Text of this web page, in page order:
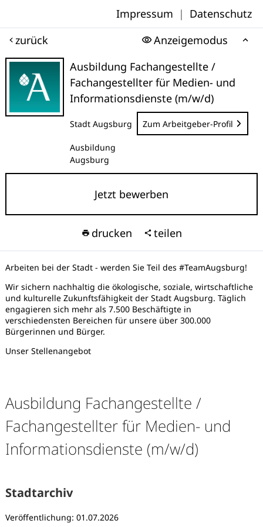
Impressum | Datenschutz
zurück
Anzeigemodus
Ausbildung Fachangestellte /
Fachangestellter für Medien- und
Informationsdienste (m/w/d)
Stadt Augsburg Zum Arbeitgeber-Profil
Ausbildung
Augsburg
Jetzt bewerben
drucken teilen
Arbeiten bei der Stadt - werden Sie Teil des #TeamAugsburg!
Wir sichern nachhaltig die ökologische, soziale, wirtschaftliche
und kulturelle Zukunftsfähigkeit der Stadt Augsburg. Täglich
engagieren sich mehr als 7.500 Beschäftigte in
verschiedensten Bereichen für unsere über 300.000
Bürgerinnen und Bürger.
Unser Stellenangebot
Ausbildung Fachangestellte /
Fachangestellter für Medien- und
Informationsdienste (m/w/d)
Stadtarchiv
Veröffentlichung: 01.07.2026